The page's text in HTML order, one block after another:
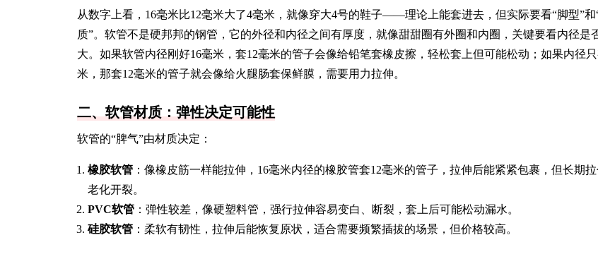
从数字上看，16毫米比12毫米大了4毫米，就像穿大4号的鞋子——理论上能套进去，但实际要看“脚型”和
质”。软管不是硬邦邦的钢管，它的外径和内径之间有厚度，就像甜甜圈有外圈和内圈，关键要看内径是
大。如果软管内径刚好16毫米，套12毫米的管子会像给铅笔套橡皮擦，轻松套上但可能松动；如果内径
米，那套12毫米的管子就会像给火腿肠套保鲜膜，需要用力拉伸。
二、软管材质：弹性决定可能性
软管的“脾气”由材质决定：
橡胶软管 ：像橡皮筋一样能拉伸，16毫米内径的橡胶管套12毫米的管子，拉伸后能紧紧包裹，但长期
老化开裂。
PVC软管 ：弹性较差，像硬塑料管，强行拉伸容易变白、断裂，套上后可能松动漏水。
硅胶软管 ：柔软有韧性，拉伸后能恢复原状，适合需要频繁插拔的场景，但价格较高。